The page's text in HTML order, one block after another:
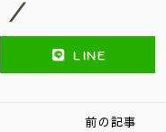
LINE
前の記事